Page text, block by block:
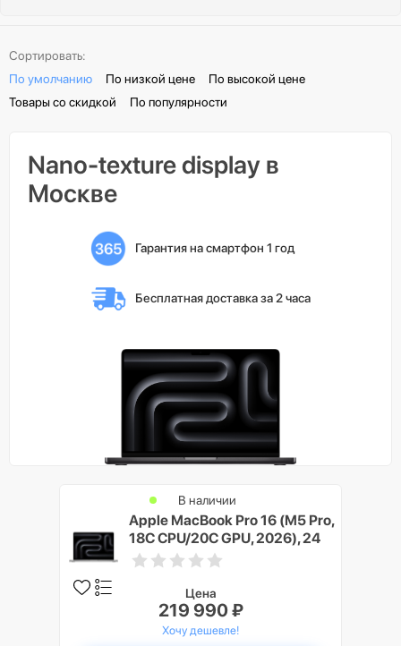
Сортировать:
По умолчанию
По низкой цене
По высокой цене
Товары со скидкой
По популярности
Nano-texture display в
Москве
Гарантия на смартфон 1 год
Бесплатная доставка за 2 часа
Apple MacBook Pro 16 (M5 Pro,
18C CPU/20C GPU, 2026), 24
ГБ, 1 ТБ SSD, Серебристый
В наличии
Цена
219 990 ₽
Хочу дешевле!